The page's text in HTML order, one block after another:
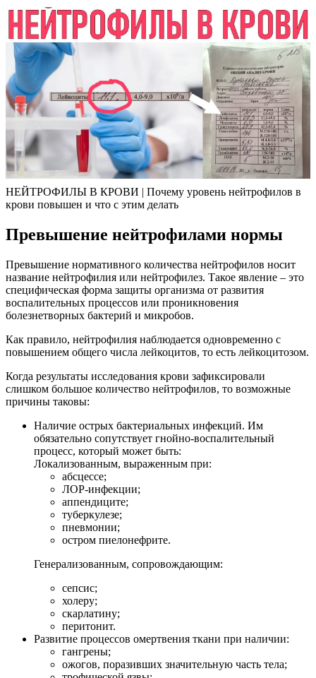
НЕЙТРОФИЛЫ В КРОВИ | Почему уровень нейтрофилов в
крови повышен и что с этим делать
Превышение нейтрофилами нормы
Превышение нормативного количества нейтрофилов носит
название нейтрофилия или нейтрофилез. Такое явление – это
специфическая форма защиты организма от развития
воспалительных процессов или проникновения
болезнетворных бактерий и микробов.
Как правило, нейтрофилия наблюдается одновременно с
повышением общего числа лейкоцитов, то есть лейкоцитозом.
Когда результаты исследования крови зафиксировали
слишком большое количество нейтрофилов, то возможные
причины таковы:
Наличие острых бактериальных инфекций. Им
обязательно сопутствует гнойно-воспалительный
процесс, который может быть:
Локализованным, выраженным при:
абсцессе;
ЛОР-инфекции;
аппендиците;
туберкулезе;
пневмонии;
остром пиелонефрите.
Генерализованным, сопровождающим:
сепсис;
холеру;
скарлатину;
перитонит.
Развитие процессов омертвения ткани при наличии:
гангрены;
ожогов, поразивших значительную часть тела;